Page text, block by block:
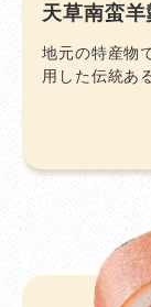
天草南蛮羊
地元の特産物
用した伝統あ